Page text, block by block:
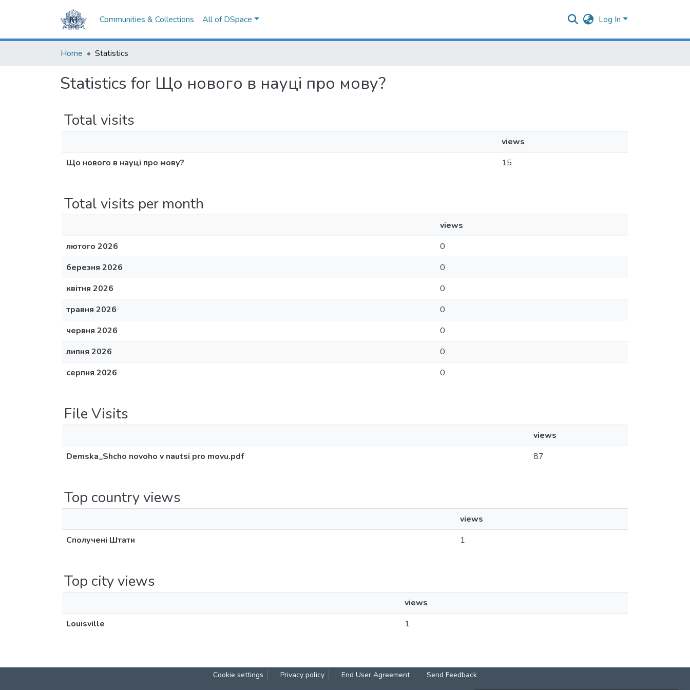
Communities & Collections All of DSpace Log In
Home Statistics
Statistics for Що нового в науці про мову?
Total visits
views
Що нового в науці про мову?
15
Total visits per month
views
лютого 2026
0
березня 2026
0
квітня 2026
0
травня 2026
0
червня 2026
0
липня 2026
0
серпня 2026
0
File Visits
views
Demska_Shcho novoho v nautsi pro movu.pdf
87
Top country views
views
Сполучені Штати
1
Top city views
views
Louisville
1
Cookie settings Privacy policy End User Agreement Send Feedback